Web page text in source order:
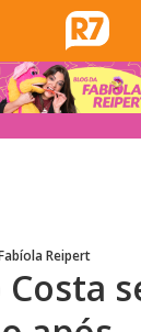
Reipert